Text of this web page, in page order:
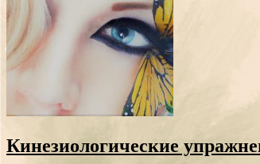
Кинезиологические